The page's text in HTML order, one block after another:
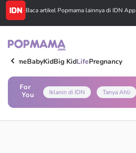
Baca artikel Popmama lainnya di IDN App
HomeBabyKidBig KidLifePregnancy
For
You
Iklanin di IDN Tanya Ahli